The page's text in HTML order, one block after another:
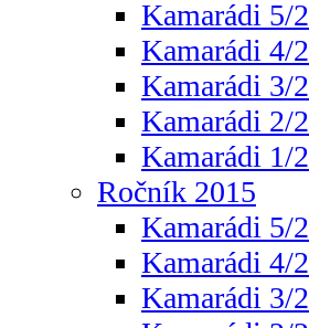
Kamarádi 5/
Kamarádi 4/
Kamarádi 3/
Kamarádi 2/
Kamarádi 1/
Ročník 2015
Kamarádi 5/
Kamarádi 4/
Kamarádi 3/